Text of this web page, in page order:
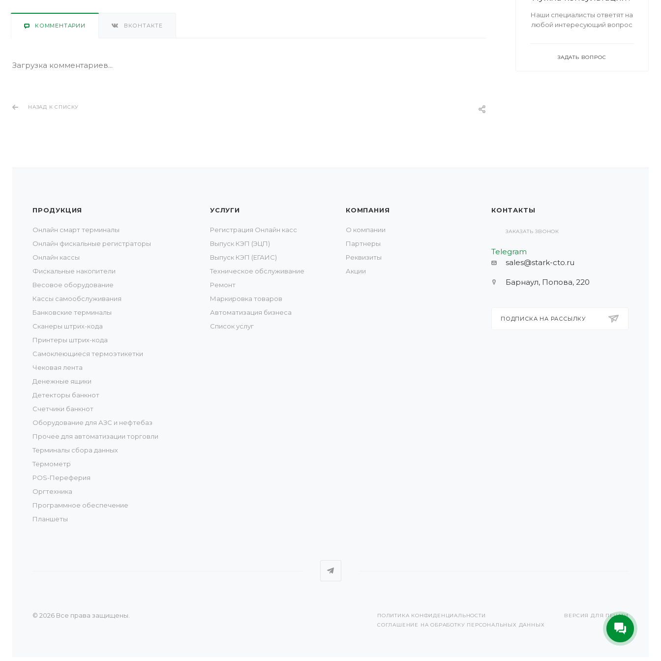
Наши специалисты ответят на
любой интересующий вопрос
ЗАДАТЬ ВОПРОС
КОММЕНТАРИИ ВКОНТАКТЕ
Загрузка комментариев...
НАЗАД К СПИСКУ
ПРОДУКЦИЯ
Онлайн смарт терминалы
Онлайн фискальные регистраторы
Онлайн кассы
Фискальные накопители
Весовое оборудование
Кассы самообслуживания
Банковские терминалы
Сканеры штрих-кода
Принтеры штрих-кода
Самоклеющиеся термоэтикетки
Чековая лента
Денежные ящики
Детекторы банкнот
Счетчики банкнот
Оборудование для АЗС и нефтебаз
Прочее для автоматизации торговли
Терминалы сбора данных
Термометр
POS-Переферия
Оргтехника
Программное обеспечение
Планшеты
УСЛУГИ
Регистрация Онлайн касс
Выпуск КЭП (ЭЦП)
Выпуск КЭП (ЕГАИС)
Техническое обслуживание
Ремонт
Маркировка товаров
Автоматизация бизнеса
Список услуг
КОМПАНИЯ
О компании
Партнеры
Реквизиты
Акции
КОНТАКТЫ
ЗАКАЗАТЬ ЗВОНОК
Telegram
sales@stark-cto.ru
Барнаул, Попова, 220
ПОДПИСКА НА РАССЫЛКУ
ВЕРСИЯ ДЛЯ ПЕЧАТИ
ПОЛИТИКА КОНФИДЕНЦИАЛЬНОСТИ
СОГЛАШЕНИЕ НА ОБРАБОТКУ ПЕРСОНАЛЬНЫХ ДАННЫХ
© 2026 Все права защищены.